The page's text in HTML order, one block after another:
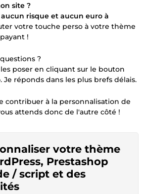
site ?
aucun risque et aucun euro à
votre touche perso à votre thème
!
?
poser en cliquant sur le bouton
. Je réponds dans les plus brefs délais.
contribuer à la personnalisation de
attends donc de l'autre côté !
votre thème
Prestashop
/ script et des